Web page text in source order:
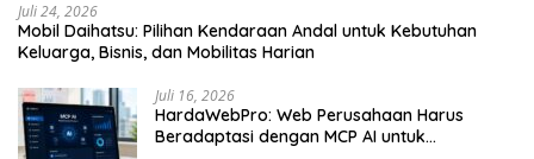
Juli 24, 2026
Mobil Daihatsu: Pilihan Kendaraan Andal untuk Kebutuhan
Keluarga, Bisnis, dan Mobilitas Harian
Juli 16, 2026
HardaWebPro: Web Perusahaan Harus
Beradaptasi dengan MCP AI untuk